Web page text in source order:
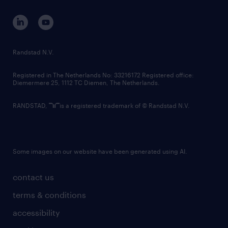
corporate governance
randstad innovation fund
country websites
contact us
terms & conditions
accessibility
Randstad N.V.
Registered in The Netherlands No: 33216172 Registered office:
Diemermere 25, 1112 TC Diemen, The Netherlands.
RANDSTAD, is a registered trademark of © Randstad N.V.
Some images on our website have been generated using AI.